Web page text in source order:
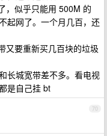
，似乎只能用 500M 的
起网了。一个月几百，还
又要重新买几百块的垃圾
长城宽带差不多。看电视
是自己挂 bt
70